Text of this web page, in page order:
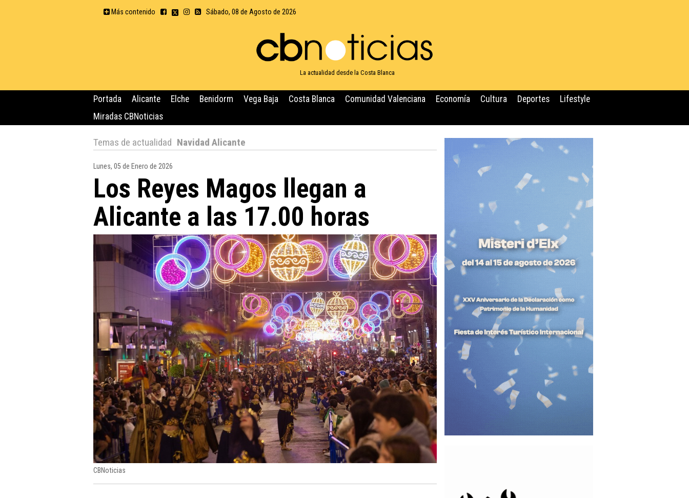
Más contenido Sábado, 08 de Agosto de 2026
La actualidad desde la Costa Blanca
Portada Alicante Elche Benidorm Vega Baja Costa Blanca Comunidad Valenciana Economía Cultura Deportes
Lifestyle
Miradas CBNoticias
Temas de actualidad Navidad Alicante
Lunes, 05 de Enero de 2026
Los Reyes Magos llegan a
Alicante a las 17.00 horas
CBNoticias